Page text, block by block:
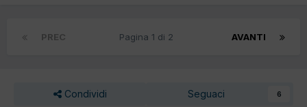
PREC AVANTI
Pagina 1 di 2
Condividi Seguaci 6